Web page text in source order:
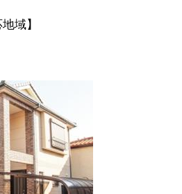
域】